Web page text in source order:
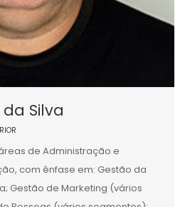
Silva
de Administração e
com ênfase em: Gestão da
Gestão de Marketing (vários